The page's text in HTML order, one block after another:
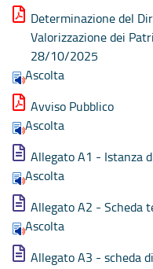
Determinazione del
Valorizzazione dei
28/10/2025
Ascolta
Avviso Pubblico
Ascolta
Allegato A1 - Istanza
Ascolta
Allegato A2 - Scheda
Ascolta
Allegato A3 - scheda